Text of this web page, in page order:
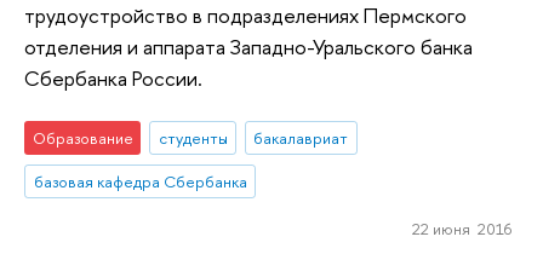
трудоустройство в подразделениях Пермского
отделения и аппарата Западно-Уральского банка
Сбербанка России.
Образование студенты
бакалавриат
базовая кафедра Сбербанка
22 июня 2016